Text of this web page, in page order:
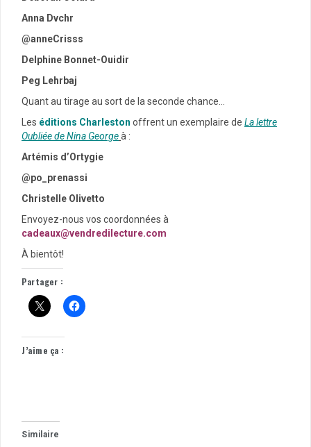
Anna Dvchr
@anneCrisss
Delphine Bonnet-Ouidir
Peg Lehrbaj
Quant au tirage au sort de la seconde chance…
Les éditions Charleston offrent un exemplaire de La lettre
Oubliée de Nina Georgeà :
Artémis d’Ortygie
@po_prenassi
Christelle Olivetto
Envoyez-nous vos coordonnées à
cadeaux@vendredilecture.com
À bientôt!
Partager :
J’aime ça :
Similaire